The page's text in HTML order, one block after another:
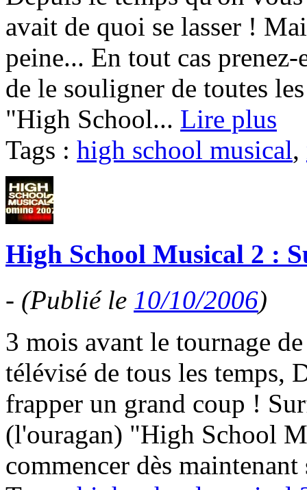
avait de quoi se lasser !
peine... En tout cas
de le souligner de toutes
"High School... Lire plus
Tags : high school musical,
High School Musical 2 :
- (Publié le 10/10/2006)
3 mois avant le tournage
télévisé de tous les temps,
frapper un grand coup !
(l'ouragan) "High School
commencer dès